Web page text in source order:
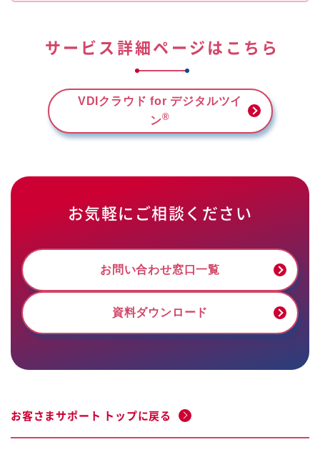
サービス詳細ページはこちら
VDIクラウド for デジタルツイ
ン®
お気軽にご相談ください
お問い合わせ窓口一覧
資料ダウンロード
お客さまサポート トップに戻る